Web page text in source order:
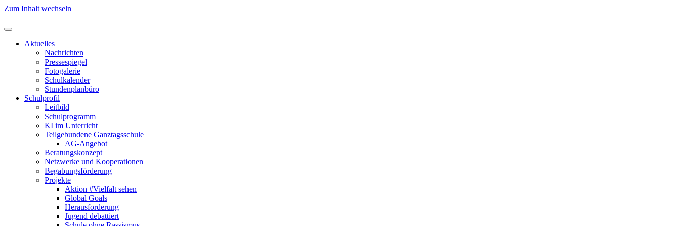
Zum Inhalt wechseln
Aktuelles
Nachrichten
Pressespiegel
Fotogalerie
Schulkalender
Stundenplanbüro
Schulprofil
Leitbild
Schulprogramm
KI im Unterricht
Teilgebundene Ganztagsschule
AG-Angebot
Beratungskonzept
Netzwerke und Kooperationen
Begabungsförderung
Projekte
Aktion #Vielfalt sehen
Global Goals
Herausforderung
Jugend debattiert